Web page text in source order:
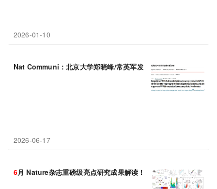
2026-01-10
Nat Communi：北京大学郑晓峰/常英军发现联合靶向HDAC
2026-06-17
6月 Nature杂志重磅级亮点研究成果解读！